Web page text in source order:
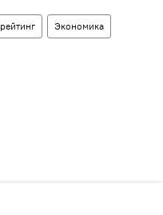
рейтинг Экономика